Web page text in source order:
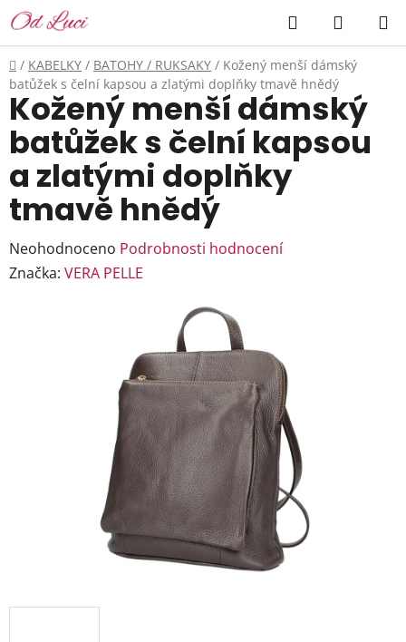
Přejít
na
obsah
Hledat
KOŠÍK
Domů
/ KABELKY / BATOHY / RUKSAKY / Kožený menší dámský
batůžek s čelní kapsou a zlatými doplňky tmavě hnědý
Kožený menší dámský
batůžek s čelní kapsou
a zlatými doplňky
tmavě hnědý
Průměrné
hodnocení
Neohodnoceno Podrobnosti hodnocení
Značka: VERA PELLE